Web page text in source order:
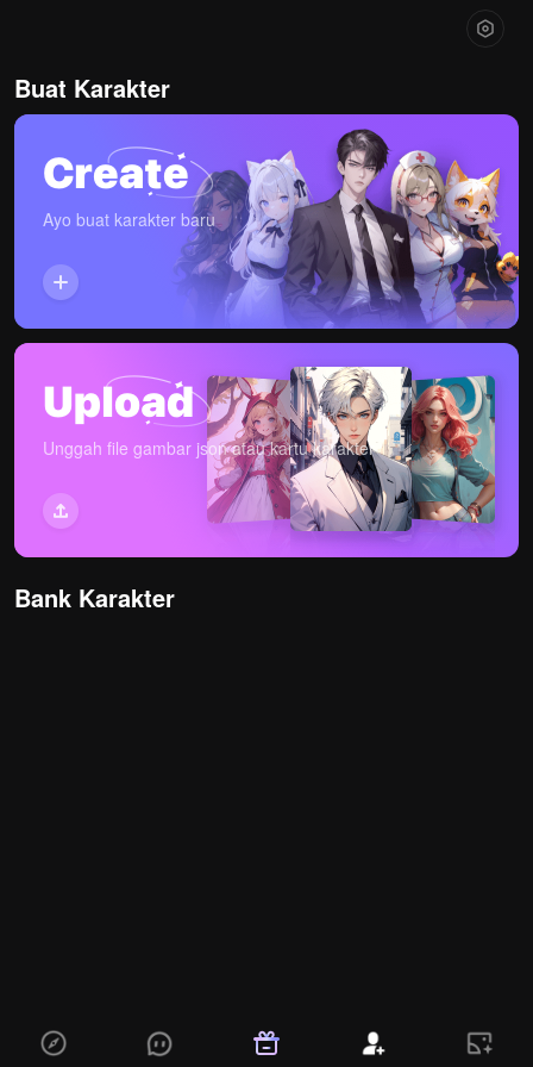
Buat Karakter
Ayo buat karakter baru
Unggah file gambar json atau kartu karakter
Bank Karakter